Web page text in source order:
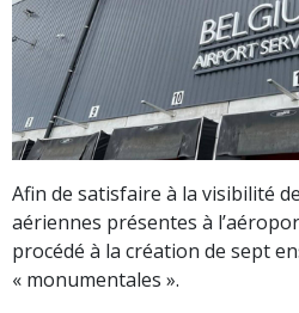
Afin de satisfaire à la visibilité
aériennes présentes à
procédé à la création de sept
« monumentales ».